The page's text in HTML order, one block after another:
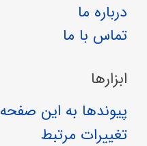
درباره ما
تماس با ما
ابزارها
پیوندها به این صفحه
تغییرات مرتبط